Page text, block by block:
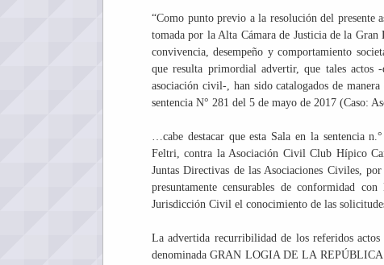
“Como punto previo a la resolución del presente
tomada por la Alta Cámara de Justicia de la Gran
convivencia, desempeño y comportamiento
que resulta primordial advertir, que tales actos
asociación civil-, han sido catalogados de
sentencia N° 281 del 5 de mayo de 2017 (Caso:
…cabe destacar que esta Sala en la sentencia
Feltri, contra la Asociación Civil Club Hípico
Juntas Directivas de las Asociaciones Civiles,
presuntamente censurables de conformidad
Jurisdicción Civil el conocimiento de las
La advertida recurribilidad de los referidos
denominada GRAN LOGIA DE LA